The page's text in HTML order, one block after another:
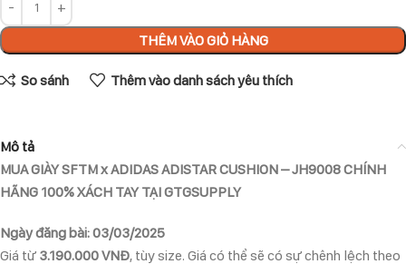
THÊM VÀO GIỎ HÀNG
So sánh Thêm vào danh sách yêu thích
Mô tả
MUA GIÀY SFTM x ADIDAS ADISTAR CUSHION – JH9008 CHÍNH
HÃNG 100% XÁCH TAY TẠI GTGSUPPLY
Ngày đăng bài: 03/03/2025
Giá từ 3.190.000 VNĐ, tùy size. Giá có thể sẽ có sự chênh lệch theo